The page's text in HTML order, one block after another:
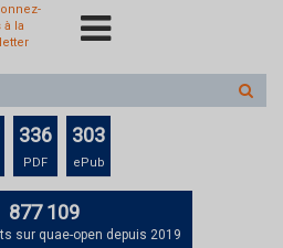
à la
sur
le
336
PDF
303
ePub
877 109
sur quae-open depuis 2019